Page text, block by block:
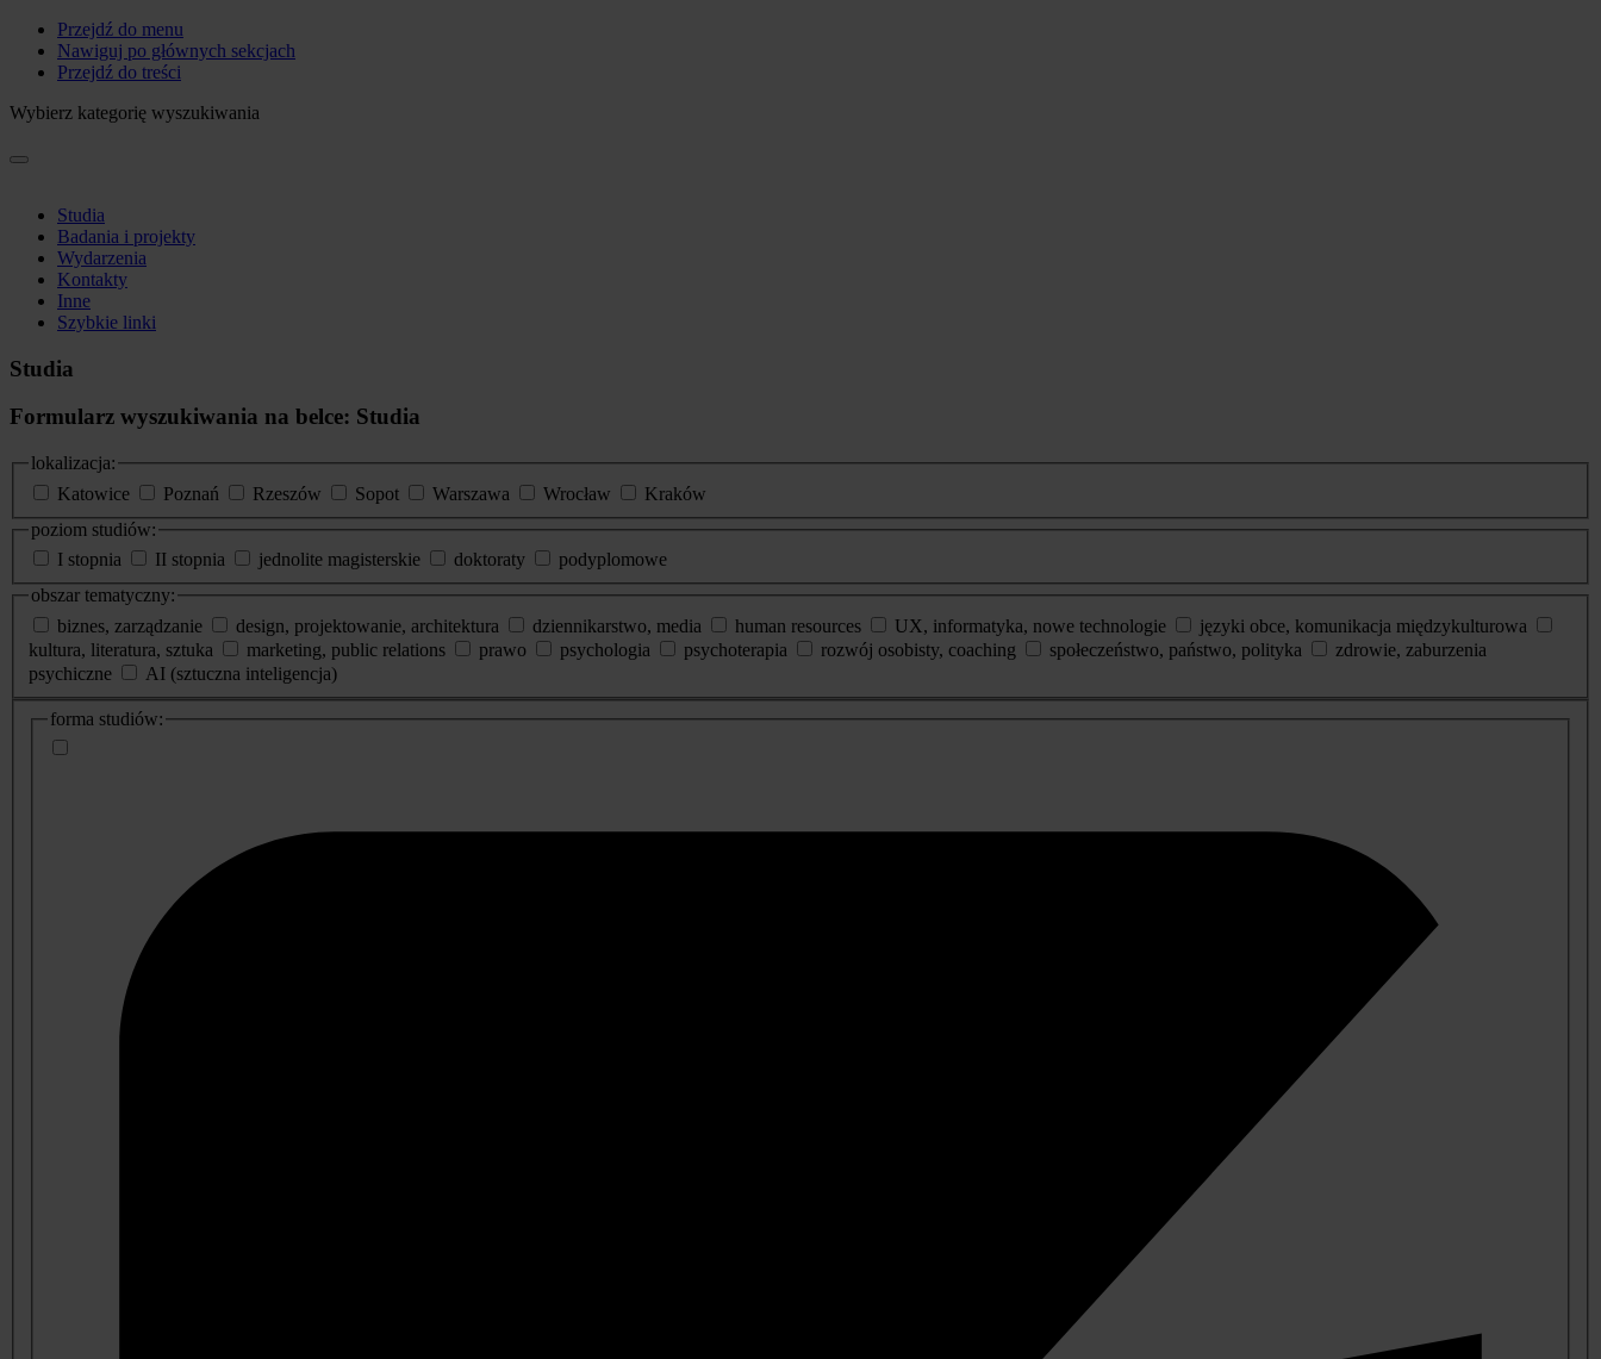
Przejdź do menu
Nawiguj po głównych sekcjach
Przejdź do treści
Wybierz kategorię wyszukiwania
Studia
Badania i projekty
Wydarzenia
Kontakty
Inne
Szybkie linki
Studia
Formularz wyszukiwania na belce: Studia
lokalizacja:
Katowice
Poznań Rzeszów Sopot Warszawa Wrocław
Kraków
poziom studiów:
I stopnia
II stopnia jednolite magisterskie doktoraty
podyplomowe
obszar tematyczny:
biznes, zarządzanie
design, projektowanie, architektura dziennikarstwo, media human resources UX, informatyka, nowe technologie
języki obce, komunikacja międzykulturowa
kultura, literatura, sztuka
marketing, public relations prawo psychologia psychoterapia rozwój osobisty, coaching społeczeństwo, państwo, polityka
zdrowie, zaburzenia
psychiczne
AI (sztuczna inteligencja)
dodatkowe
informacje
forma studiów: